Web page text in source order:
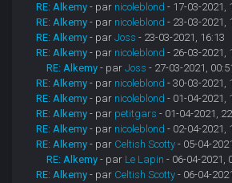
RE: Alkemy - par nicoleblond - 17-03-2021,
RE: Alkemy - par nicoleblond - 23-03-2021,
RE: Alkemy - parJoss - 23-03-2021, 16:13
RE: Alkemy - par nicoleblond - 26-03-2021,
RE: Alkemy - parJoss - 27-03-2021,
RE: Alkemy - par nicoleblond - 30-03-2021,
RE: Alkemy - par nicoleblond - 01-04-2021,
RE: Alkemy - par petitgars - 01-04-2021,
RE: Alkemy - par nicoleblond - 02-04-2021,
RE: Alkemy - par Celtish Scotty - 05-04-
RE: Alkemy - par Le Lapin - 06-04-2021,
RE: Alkemy - par Celtish Scotty - 06-04-